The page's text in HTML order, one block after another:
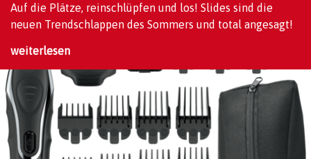
Auf die Plätze, reinschlüpfen und los! Slides sind die
neuen Trendschlappen des Sommers und total angesagt!
weiterlesen